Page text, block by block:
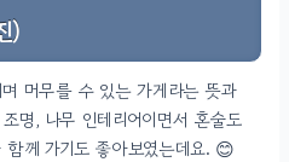
)
머무를 수 있는 가게라는 뜻과
명, 나무 인테리어이면서 혼술도
께 가기도 좋아보였는데요. 😊